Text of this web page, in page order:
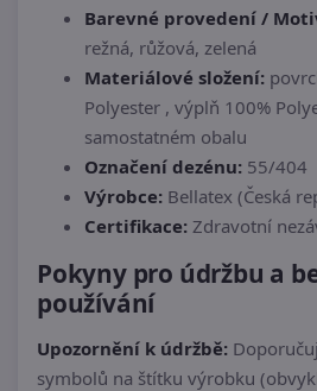
Barevné provedení /
režná, růžová, zelená
Materiálové složení:
Polyester , výplň 100%
samostatném obalu
Označení dezénu: 55/404
Výrobce: Bellatex (Česká
Certifikace: Zdravotní
Pokyny pro údržbu a
používání
Upozornění k údržbě:
symbolů na štítku výrobku